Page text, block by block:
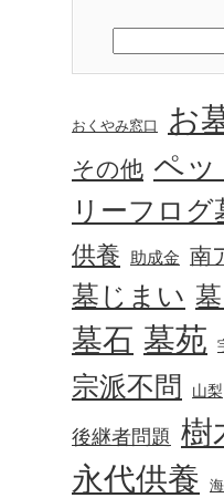
おくやみ窓口 お
その他 ペ
リーフログ
供養 助成金 南
墓じまい
墓石 墓苑
宗派不問 山梨
後継者問題 樹
永代供養